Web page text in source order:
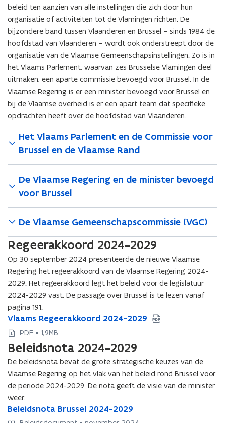
beleid ten aanzien van alle instellingen die zich door hun
organisatie of activiteiten tot de Vlamingen richten. De
bijzondere band tussen Vlaanderen en Brussel – sinds 1984 de
hoofdstad van Vlaanderen – wordt ook onderstreept door de
organisatie van de Vlaamse Gemeenschapsinstellingen. Zo is in
het Vlaams Parlement, waarvan zes Brusselse Vlamingen deel
uitmaken, een aparte commissie bevoegd voor Brussel. In de
Vlaamse Regering is er een minister bevoegd voor Brussel en
bij de Vlaamse overheid is er een apart team dat specifieke
opdrachten heeft over de hoofdstad van Vlaanderen.
Het Vlaams Parlement en de Commissie voor
Brussel en de Vlaamse Rand
De Vlaamse Regering en de minister bevoegd
voor Brussel
De Vlaamse Gemeenschapscommissie (VGC)
Regeerakkoord 2024-2029
Op 30 september 2024 presenteerde de nieuwe Vlaamse
Regering het regeerakkoord van de Vlaamse Regering 2024-
2029. Het regeerakkoord legt het beleid voor de legislatuur
2024-2029 vast. De passage over Brussel is te lezen vanaf
pagina 191.
V
a
a
m
s
R
g
e
Vlaams Regeerakkoord 2024-2029
V
l
a
a
m
s
R
e
g
e
PDF • 1,9MB
Beleidsnota 2024-2029
De beleidsnota bevat de grote strategische keuzes van de
Vlaamse Regering op het vlak van het beleid rond Brussel voor
de periode 2024-2029. De nota geeft de visie van de minister
weer.
B
e
Beleidsnota Brussel 2024-2029
B
e